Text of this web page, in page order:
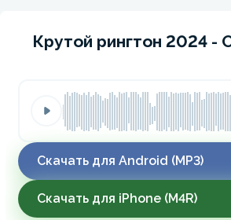
Крутой рингтон 2024 -
Скачать для Android (MP3)
Скачать для iPhone (M4R)